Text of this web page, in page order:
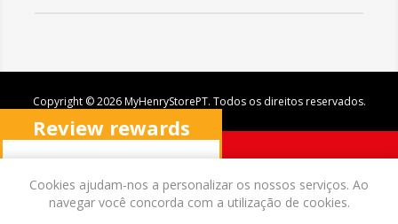
Copyright © 2026 MyHenryStorePT. Todos os direitos reservados.
Cookies ajudam-nos a personalizar os nossos serviços. Ao
navegar você concorda com a utilização de cookies.
Review rewards
Ganhe pontos por cada